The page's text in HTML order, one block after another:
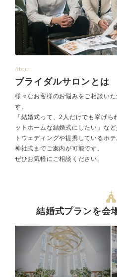
About
ブライダルサロンとは
様々なお客様のお悩みをご相談い
す。
「結婚式って、2人だけでも挙げ
ットホームな結婚式にしたい」な
トウェディングや提携しているホ
神社式までご案内が可能です。
ぜひお気軽にご相談ください。
結婚式プランを会